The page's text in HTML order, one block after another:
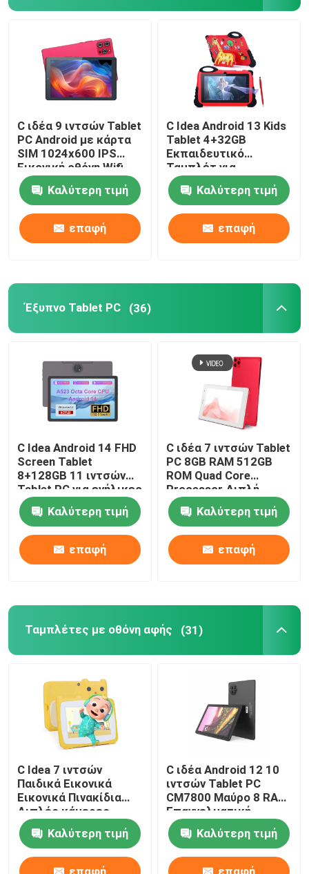
Αρχική Σελίδα
Προϊόντα
Βίντεο
Εμφάνιση VR
Γύρος εργοστασίων
Ποιοτικός έλεγχος
επαφή
Νέα
Ζητήστε ένα απόσπασμα
C ιδέα 9 ιντσών Tablet
PC Android με κάρτα
SIM 1024x600 IPS
Εικονική οθόνη Wifi
GPS για εφήβους
Σπουδαστής CM915
Καλύτερη τιμή
επαφή
C Idea Android 13 Kids
Tablet 4+32GB
Εκπαιδευτικό
Ταμπλέτ για
Φοιτητές Διπλή
κάμερα CM92
Καλύτερη τιμή
επαφή
Έξυπνο Tablet PC (36)
C Idea Android 14 FHD
Screen Tablet
8+128GB 11 ιντσών
Tablet PC για ενήλικες
εφήβους P1300
Καλύτερη τιμή
επαφή
C ιδέα 7 ιντσών Tablet
PC 8GB RAM 512GB
ROM Quad Core
Processor Διπλή
κάμερα WiFi / BT για
εφήβους με θήκη
CM513 (κόκκινο)
Καλύτερη τιμή
επαφή
Ταμπλέτες με οθόνη αφής (31)
C Idea 7 ιντσών
Παιδικά Εικονικά
Εικονικά Πινακίδια
Διπλές κάμερες
Εικονική οθόνη
υψηλής ευκρίνειας
2+32G Κίτρινο
Καλύτερη τιμή
C ιδέα Android 12 10
ιντσών Tablet PC
CM7800 Μαύρο 8 RAM
Επαγγελματική
βαθμίδα ανάγνωσης
Tablet PC με Stylus
CM7800
Καλύτερη τιμή